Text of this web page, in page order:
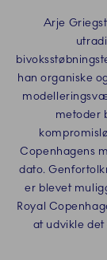
Arje
han organiske
metoder
Copenhagens
dato.
er blevet
Royal
at udvikle